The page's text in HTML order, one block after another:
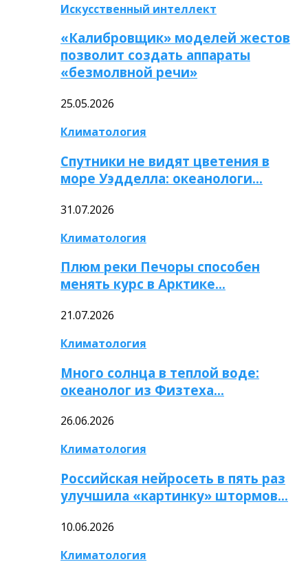
Искусственный интеллект
«Калибровщик» моделей жестов
позволит создать аппараты
«безмолвной речи»
25.05.2026
Климатология
Спутники не видят цветения в
море Уэдделла: океанологи…
31.07.2026
Климатология
Плюм реки Печоры способен
менять курс в Арктике…
21.07.2026
Климатология
Много солнца в теплой воде:
океанолог из Физтеха…
26.06.2026
Климатология
Российская нейросеть в пять раз
улучшила «картинку» штормов…
10.06.2026
Климатология